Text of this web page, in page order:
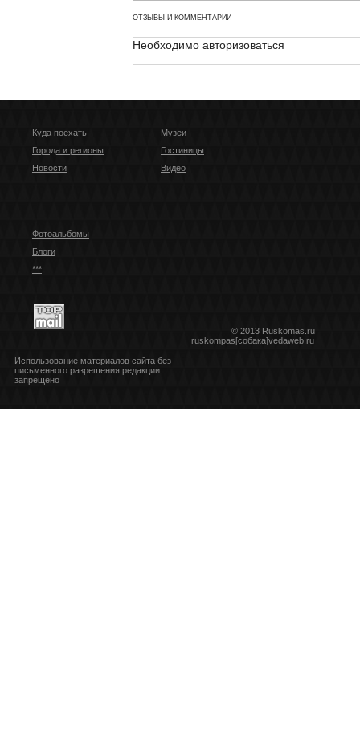
ОТЗЫВЫ И КОММЕНТАРИИ
Необходимо авторизоваться
Куда поехать
Города и регионы
Новости
Музеи
Гостиницы
Видео
Фотоальбомы
Блоги
***
© 2013 Ruskomas.ru
ruskompas[собака]vedaweb.ru
Использование материалов сайта без
письменного разрешения редакции
запрещено